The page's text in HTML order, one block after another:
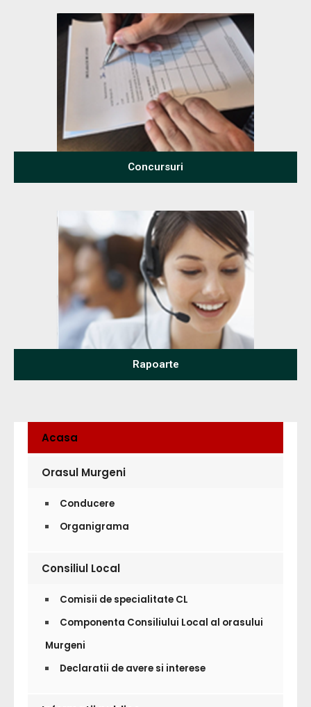
Concursuri
Rapoarte
Acasa
Orasul Murgeni
Conducere
Organigrama
Consiliul Local
Comisii de specialitate CL
Componenta Consiliului Local al orasului
Murgeni
Declaratii de avere si interese